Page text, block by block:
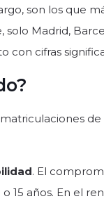
son los que
Madrid,
cifras
. El
15 años. En el